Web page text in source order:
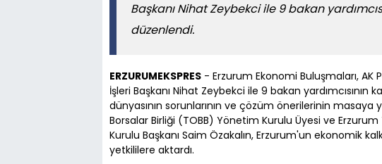
Başkanı Nihat Zeybekci ile 9 bakan
düzenlendi.
ERZURUMEKSPRES - Erzurum Ekonomi Buluşmaları, AK
İşleri Başkanı Nihat Zeybekci ile 9 bakan yardımcısının
dünyasının sorunlarının ve çözüm önerilerinin masaya
Borsalar Birliği (TOBB) Yönetim Kurulu Üyesi ve
Kurulu Başkanı Saim Özakalın, Erzurum'un ekonomik
yetkililere aktardı.